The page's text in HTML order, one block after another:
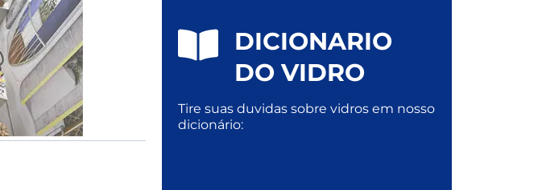
DICIONARIO
DO VIDRO
Tire suas duvidas sobre vidros em nosso
dicionário: